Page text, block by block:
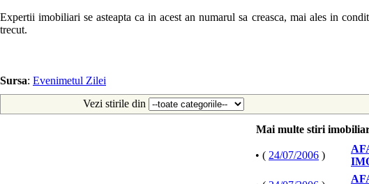
Expertii imobiliari se asteapta ca in acest an numarul sa creasca, mai ales in
trecut.
Sursa: Evenimetul Zilei
Vezi stirile din
Mai multe stiri
• ( 24/07/2006 )